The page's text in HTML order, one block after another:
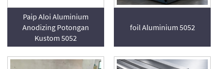
Paip Aloi Aluminium
Anodizing Potongan
Kustom 5052
foil Aluminium 5052